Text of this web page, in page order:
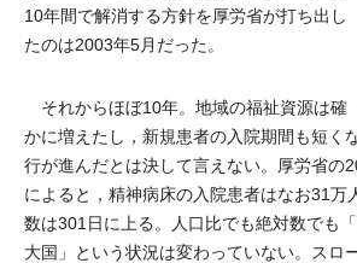
10年間で解消する方針を厚労省が打ち出し
たのは2003年5月だった。
それからほぼ10年。地域の福祉資源は確
かに増えたし，新規患者の入院期間も短く
行が進んだとは決して言えない。厚労省の
によると，精神病床の入院患者はなお31万
数は301日に上る。人口比でも絶対数でも
大国」という状況は変わっていない。スロ